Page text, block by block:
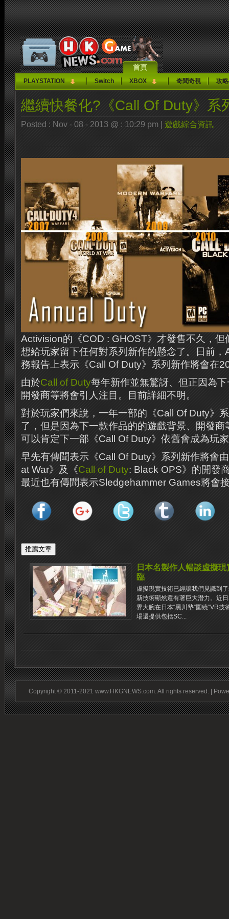
首頁
PLAYSTATION Switch XBOX 奇聞奇視 攻
繼續快餐化?《Call Of Duty》系
Posted : Nov - 08 - 2013 @ : 10:29 pm | 遊戲綜合資訊
Activision的《COD : GHOST》才發售不久，但
想給玩家留下任何對系列新作的懸念了。日前
務報告上表示《Call Of Duty》系列新作將會在
​由於Call of Duty每年新作並無驚訝、但正因為
開發商等將會引人注目。目前詳細不明。
對於玩家們來說，一年一部的《Call Of Duty》
了，但是因為下一款作品的的遊戲背景、開發
可以肯定下一部《Call Of Duty》依舊會成為玩
早先有傳聞表示《Call Of Duty》系列新作將會
at War》及《Call of Duty: Black OPS》的開發
最近也有傳聞表示Sledgehammer Games將會
日本名製作人暢談虛擬
臨
虛擬現實技術已經讓我們見識到
新技術顯然還有著巨大潛力。近
界大腕在日本“黑川塾”圍繞“VR
場還提供包括SC...
Copyright © 2011-2021 www.HKGNEWS.com. All rights reserved. |